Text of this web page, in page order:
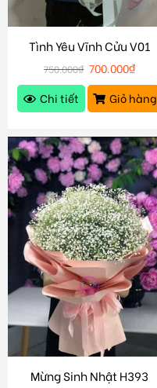
Tình Yêu Vĩnh Cửu V01
750.000₫ 700.000₫
Chi tiết
Giỏ hàng
Mừng Sinh Nhật H393